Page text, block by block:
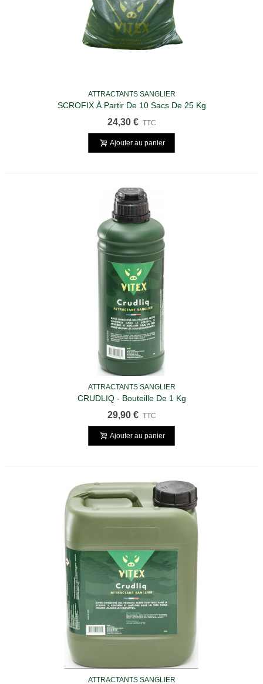
ATTRACTANTS SANGLIER
SCROFIX À Partir De 10 Sacs De 25 Kg
24,30 € TTC
Ajouter au panier
ATTRACTANTS SANGLIER
CRUDLIQ - Bouteille De 1 Kg
29,90 € TTC
Ajouter au panier
ATTRACTANTS SANGLIER